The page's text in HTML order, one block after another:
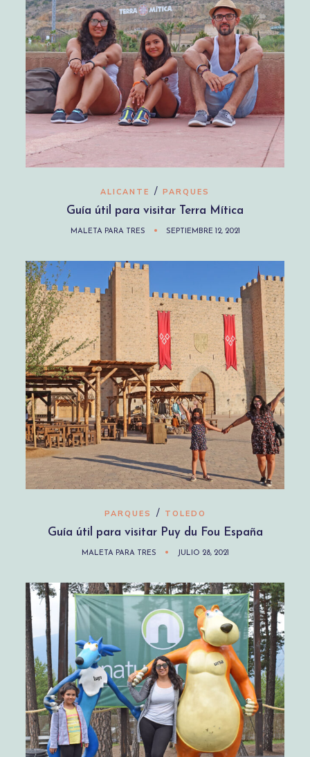
ALICANTE / PARQUES
Guía útil para visitar Terra Mítica
MALETA PARA TRES SEPTIEMBRE 12, 2021
PARQUES / TOLEDO
Guía útil para visitar Puy du Fou España
MALETA PARA TRES JULIO 28, 2021